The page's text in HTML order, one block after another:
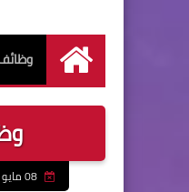
الرئيسية
08 مايو 2026